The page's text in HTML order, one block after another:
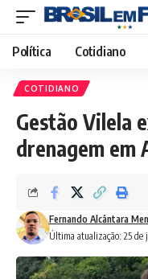
Política Cotidiano
COTIDIANO
Gestão Vilela
drenagem em
Última atualização: 25 de
Fernando Alcântara